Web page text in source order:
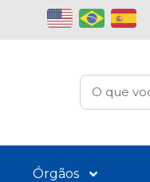
Órgãos